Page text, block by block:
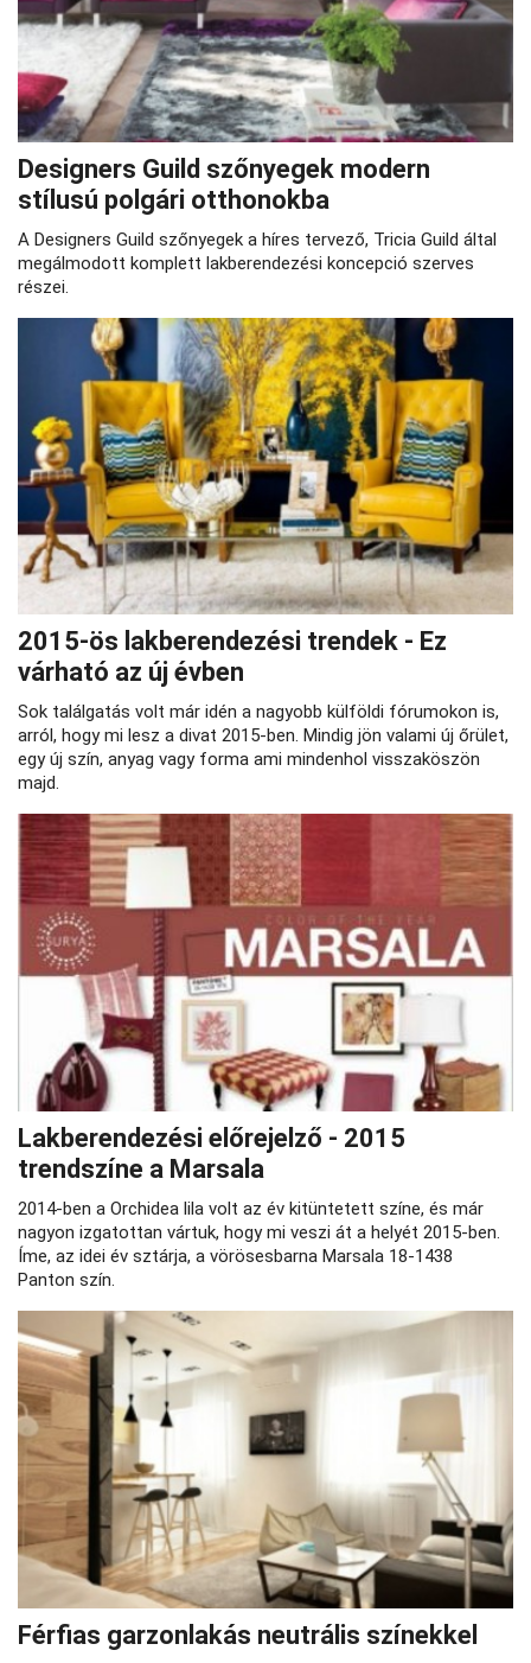
Designers Guild szőnyegek modern
stílusú polgári otthonokba
A Designers Guild szőnyegek a híres tervező, Tricia Guild által
megálmodott komplett lakberendezési koncepció szerves
részei.
2015-ös lakberendezési trendek - Ez
várható az új évben
Sok találgatás volt már idén a nagyobb külföldi fórumokon is,
arról, hogy mi lesz a divat 2015-ben. Mindig jön valami új őrület,
egy új szín, anyag vagy forma ami mindenhol visszaköszön
majd.
Lakberendezési előrejelző - 2015
trendszíne a Marsala
2014-ben a Orchidea lila volt az év kitüntetett színe, és már
nagyon izgatottan vártuk, hogy mi veszi át a helyét 2015-ben.
Íme, az idei év sztárja, a vörösesbarna Marsala 18-1438
Panton szín.
Férfias garzonlakás neutrális színekkel